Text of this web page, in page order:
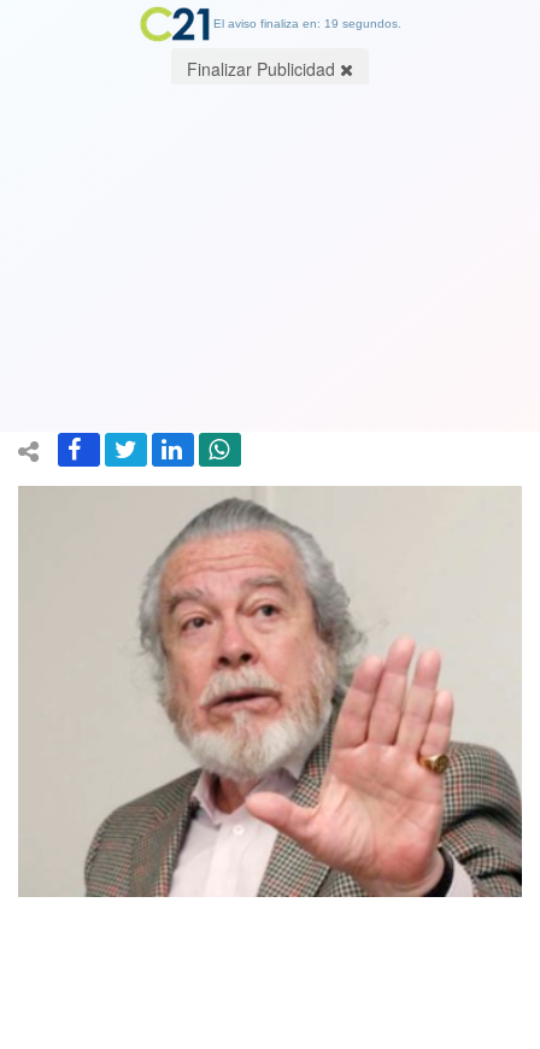
El aviso finaliza en: 19 segundos.
Finalizar Publicidad